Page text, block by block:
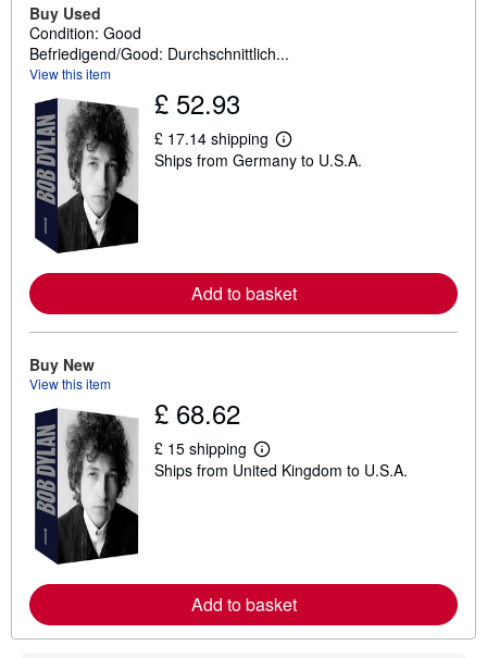
Buy Used
Condition: Good
Befriedigend/Good: Durchschnittlich...
View this item
£ 52.93
£ 17.14 shipping
L
e
e
a
n
Ships from Germany to U.S.A.
Add to basket
Buy New
View this item
£ 68.62
£ 15 shipping
L
e
e
a
o
Ships from United Kingdom to U.S.A.
Add to basket